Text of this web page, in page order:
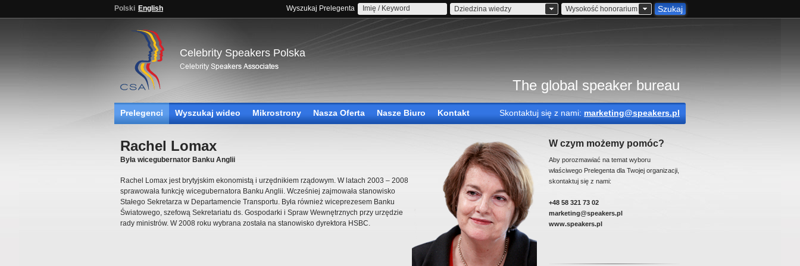
Polski English Wyszukaj Prelegenta Dziedzina wiedzy Wysokość honorarium Szukaj
Celebrity Speakers Polska
The global speaker bureau
Prelegenci Wyszukaj wideo Mikrostrony Nasza Oferta Nasze Biuro Kontakt Skontaktuj się z nami: marketing@speakers.pl
Rachel Lomax
Była wicegubernator Banku Anglii
Rachel Lomax jest brytyjskim ekonomistą i urzędnikiem rządowym. W latach 2003 – 2008
sprawowała funkcję wicegubernatora Banku Anglii. Wcześniej zajmowała stanowisko
Stałego Sekretarza w Departamencie Transportu. Była również wiceprezesem Banku
Światowego, szefową Sekretariatu ds. Gospodarki i Spraw Wewnętrznych przy urzędzie
rady ministrów. W 2008 roku wybrana została na stanowisko dyrektora HSBC.
W czym możemy pomóc?
Aby porozmawiać na temat wyboru
właściwego Prelegenta dla Twojej organizacji,
skontaktuj się z nami:
+48 58 321 73 02
marketing@speakers.pl
www.speakers.pl